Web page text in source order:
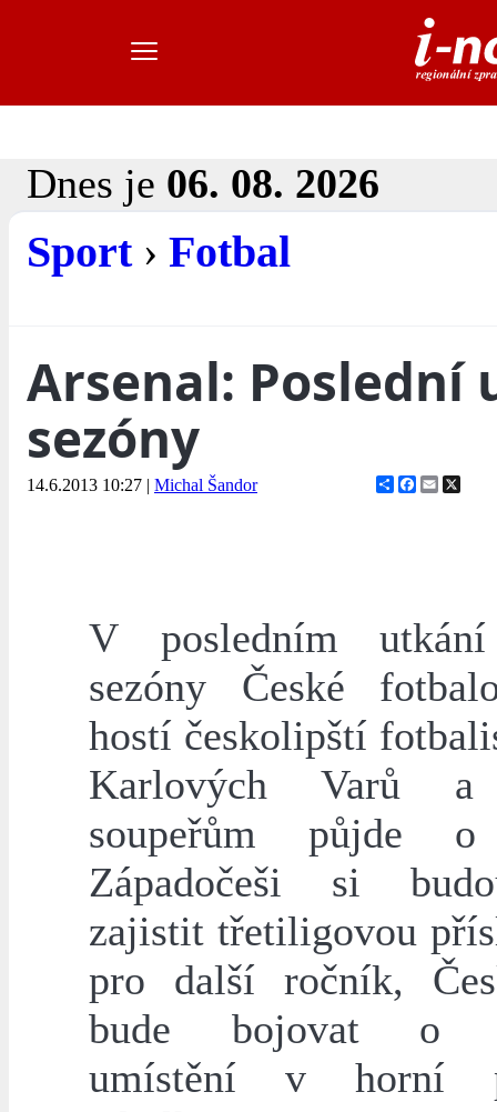
Dnes je 06. 08. 2026
Sport› Fotbal
Arsenal: Poslední
sezóny
14.6.2013 10:27 | Michal Šandor ShareFacebook
Email
V posledním
sezóny České
hostí českolipští
Karlových Varů a
soupeřům půjde o
Západočeši si
zajistit třetiligovou
pro další ročník,
bude bojovat o
umístění v horní